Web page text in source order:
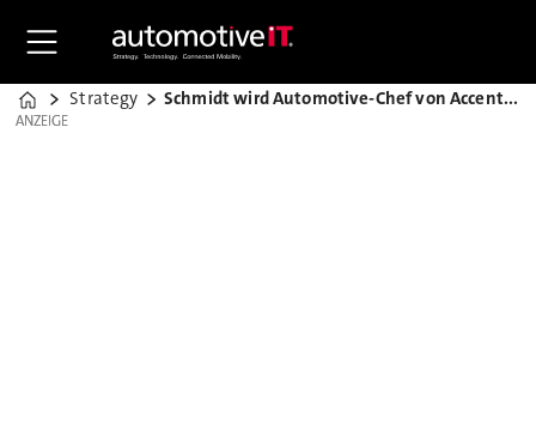
Home
Strategy Schmidt wird Automotive-Chef von Accenture
ANZEIGE
ANZEIGE